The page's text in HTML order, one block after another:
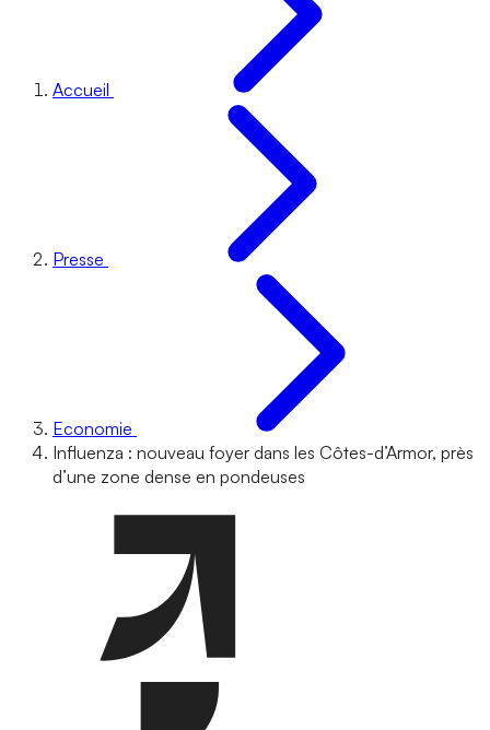
Accueil
Presse
Economie
Influenza : nouveau foyer dans les Côtes-d’Armor, près
d’une zone dense en pondeuses